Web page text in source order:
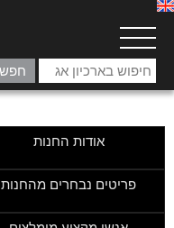
אודות החנות
פריטים נבחרים מהחנות